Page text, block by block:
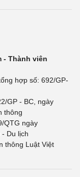
- Thành viên
hợp số: 692/GP-
GP - BC, ngày
thông
QTG ngày
Du lịch
thông Luật Việt